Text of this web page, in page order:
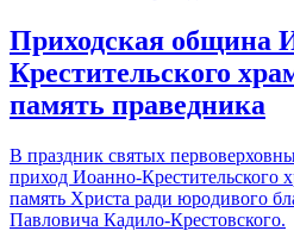
Приходская община
Крестительского
память праведника
В праздник святых
приход Иоанно-Крестительского
память Христа ради юродивого
Павловича Кадило-Крестовского.